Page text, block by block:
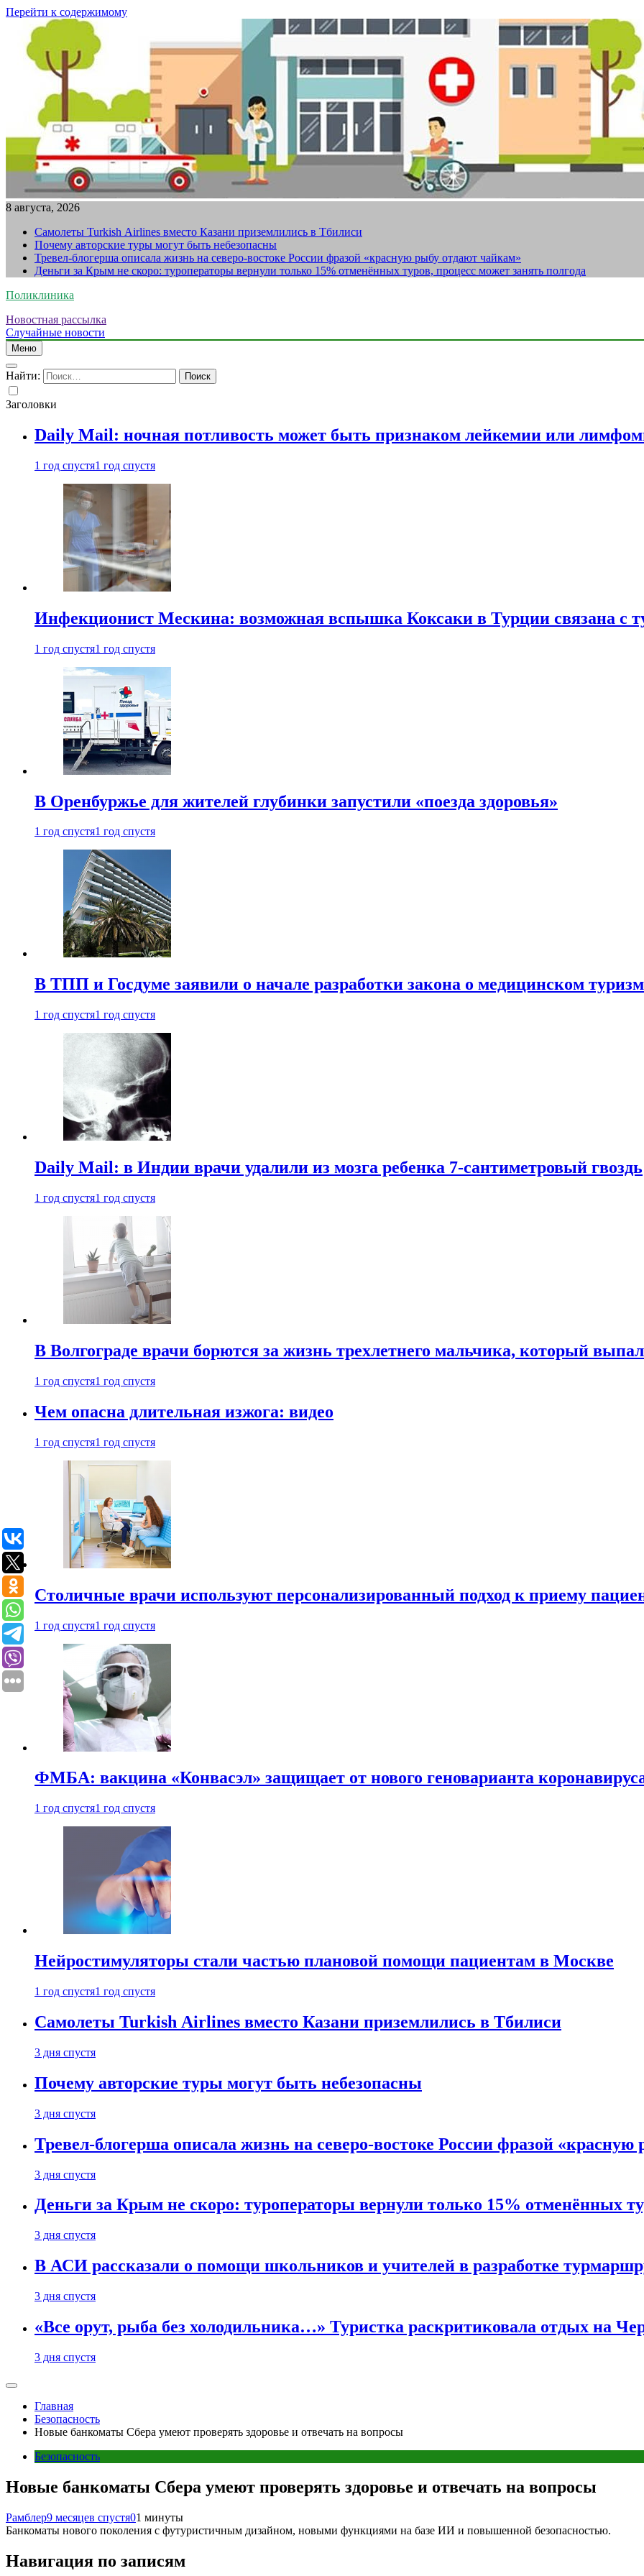
Перейти к содержимому
8 августа, 2026
Самолеты Turkish Airlines вместо Казани приземлились в Тбилиси
Почему авторские туры могут быть небезопасны
Тревел-блогерша описала жизнь на северо-востоке России фразой «красную рыбу отдают чайкам»
Деньги за Крым не скоро: туроператоры вернули только 15% отменённых туров, процесс может занять полгода
Поликлиника
Новостная рассылка
Случайные новости
Меню
Найти:
Заголовки
Daily Mail: ночная потливость может быть признаком лейкемии или
1 год спустя1 год спустя
Инфекционист Мескина: возможная вспышка Коксаки в Турции связана с
1 год спустя1 год спустя
В Оренбуржье для жителей глубинки запустили «поезда здоровья»
1 год спустя1 год спустя
В ТПП и Госдуме заявили о начале разработки закона о медицинском
1 год спустя1 год спустя
Daily Mail: в Индии врачи удалили из мозга ребенка 7-сантиметровый гвоздь
1 год спустя1 год спустя
В Волгограде врачи борются за жизнь трехлетнего мальчика, который
1 год спустя1 год спустя
Чем опасна длительная изжога: видео
1 год спустя1 год спустя
Столичные врачи используют персонализированный подход к приему
1 год спустя1 год спустя
ФМБА: вакцина «Конвасэл» защищает от нового геноварианта
1 год спустя1 год спустя
Нейростимуляторы стали частью плановой помощи пациентам в Москве
1 год спустя1 год спустя
Самолеты Turkish Airlines вместо Казани приземлились в Тбилиси
3 дня спустя
Почему авторские туры могут быть небезопасны
3 дня спустя
Тревел-блогерша описала жизнь на северо-востоке России фразой
3 дня спустя
Деньги за Крым не скоро: туроператоры вернули только 15% отменённых
3 дня спустя
В АСИ рассказали о помощи школьников и учителей в разработке
3 дня спустя
«Все орут, рыба без холодильника…» Туристка раскритиковала отдых на
3 дня спустя
Главная
Безопасность
Новые банкоматы Сбера умеют проверять здоровье и отвечать на вопросы
Безопасность
Новые банкоматы Сбера умеют проверять здоровье и отвечать на вопросы
Рамблер9 месяцев спустя01 минуты
Банкоматы нового поколения с футуристичным дизайном, новыми функциями на базе ИИ и повышенной безопасностью.
Навигация по записям